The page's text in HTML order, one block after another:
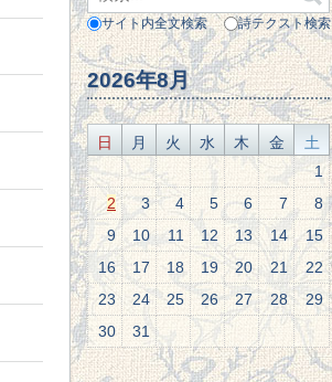
サイト内全文検索 詩テクスト検索
2026年8月
日 月 火 水 木 金
土
1
2
3 4 5 6 7
8
9
10 11 12 13 14
15
16
17 18 19 20 21
22
23
24 25 26 27 28
29
30
31